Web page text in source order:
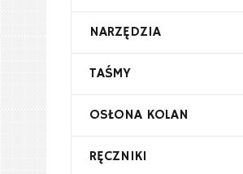
NARZĘDZIA
TAŚMY
OSŁONA KOLAN
RĘCZNIKI